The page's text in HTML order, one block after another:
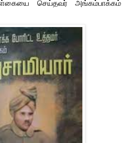
செய்தவர் அங்கம்பாக்கம்